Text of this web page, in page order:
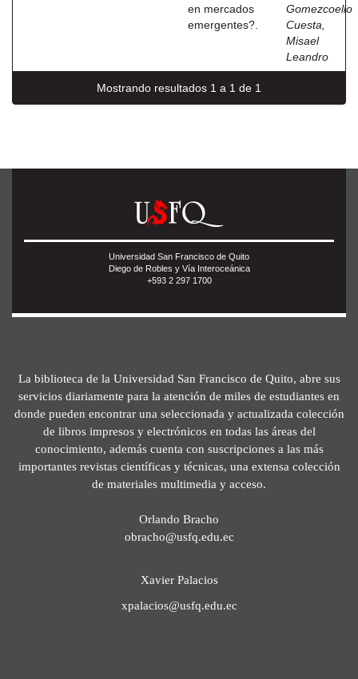
en mercados
emergentes?.
Gomezcoello
Cuesta,
Misael
Leandro
Mostrando resultados 1 a 1 de 1
Universidad San Francisco de Quito
Diego de Robles y Vía Interoceánica
+593 2 297 1700
La biblioteca de la Universidad San Francisco de Quito, abre sus
servicios diariamente para la atención de miles de estudiantes en
donde pueden encontrar una seleccionada y actualizada colección
de libros impresos y electrónicos en todas las áreas del
conocimiento, además cuenta con suscripciones a las más
importantes revistas científicas y técnicas, una extensa colección
de materiales multimedia y acceso.
Orlando Bracho
obracho@usfq.edu.ec
Xavier Palacios
xpalacios@usfq.edu.ec